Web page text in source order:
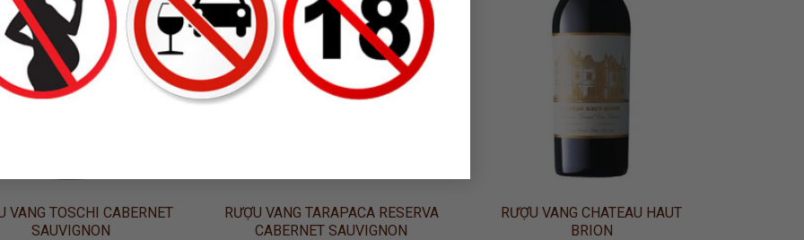
VANG TOSCHI CABERNET
SAUVIGNON
RƯỢU VANG TARAPACA RESERVA
CABERNET SAUVIGNON
RƯỢU VANG CHATEAU HAUT
BRION